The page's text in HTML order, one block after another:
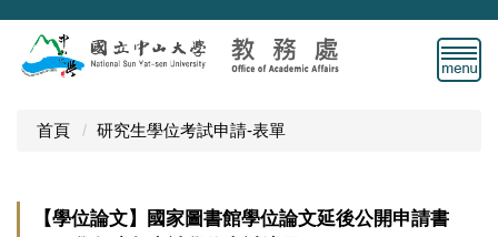
跳
主
首頁 研究生學位考試申請-表單
【學位論文】國家圖書館學位論文延後公開申請書